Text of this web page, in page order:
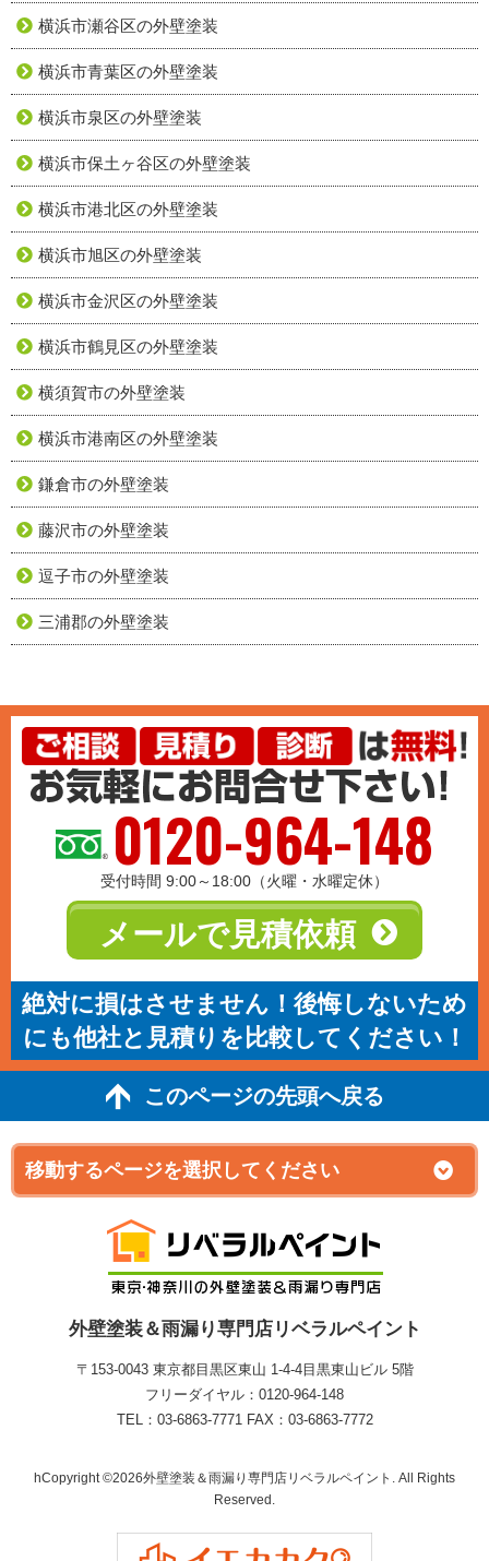
横浜市瀬谷区の外壁塗装
横浜市青葉区の外壁塗装
横浜市泉区の外壁塗装
横浜市保土ヶ谷区の外壁塗装
横浜市港北区の外壁塗装
横浜市旭区の外壁塗装
横浜市金沢区の外壁塗装
横浜市鶴見区の外壁塗装
横須賀市の外壁塗装
横浜市港南区の外壁塗装
鎌倉市の外壁塗装
藤沢市の外壁塗装
逗子市の外壁塗装
三浦郡の外壁塗装
0120-964-148
受付時間 9:00～18:00（火曜・水曜定休）
メールで見積依頼
絶対に損はさせません！後悔しないため
にも他社と見積りを比較してください！
このページの先頭へ戻る
外壁塗装＆雨漏り専門店リベラルペイント
〒153-0043 東京都目黒区東山 1‐4‐4目黒東山ビル 5階
フリーダイヤル：0120-964-148
TEL：03-6863-7771 FAX：03-6863-7772
hCopyright ©2026外壁塗装＆雨漏り専門店リベラルペイント. All Rights
Reserved.